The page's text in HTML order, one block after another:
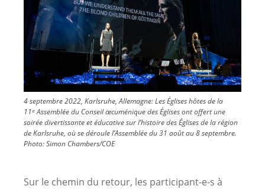
4 septembre 2022, Karlsruhe, Allemagne: Les Églises hôtes de la
11ᵉ Assemblée du Conseil œcuménique des Églises ont offert une
soirée divertissante et éducative sur l’histoire des Églises de la région
de Karlsruhe, où se déroule l’Assemblée du 31 août au 8 septembre.
Photo:Simon Chambers/COE
Sur le chemin du retour, les participant-e-s à